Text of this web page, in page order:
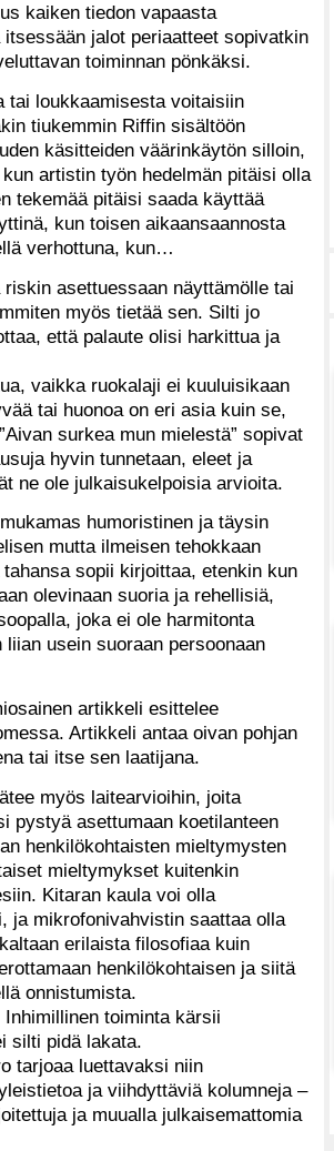
kaiken tiedon vapaasta
jalot periaatteet sopivatkin
toiminnan pönkäksi.
loukkaamisesta voitaisiin
tiukemmin Riffin sisältöön
käsitteiden väärinkäytön silloin,
artistin työn hedelmän pitäisi olla
tekemää pitäisi saada käyttää
kun toisen aikaansaannosta
verhottuna, kun…
asettuessaan näyttämölle tai
myös tietää sen. Silti jo
että palaute olisi harkittua ja
vaikka ruokalaji ei kuuluisikaan
tai huonoa on eri asia kuin se,
surkea mun mielestä” sopivat
hyvin tunnetaan, eleet ja
ne ole julkaisukelpoisia arvioita.
humoristinen ja täysin
mutta ilmeisen tehokkaan
sopii kirjoittaa, etenkin kun
olevinaan suoria ja rehellisiä,
joka ei ole harmitonta
usein suoraan persoonaan
artikkeli esittelee
Artikkeli antaa oivan pohjan
tai itse sen laatijana.
myös laitearvioihin, joita
pystyä asettumaan koetilanteen
henkilökohtaisten mieltymysten
mieltymykset kuitenkin
Kitaran kaula voi olla
ja mikrofonivahvistin saattaa olla
erilaista filosofiaa kuin
henkilökohtaisen ja siitä
onnistumista.
toiminta kärsii
silti pidä lakata.
tarjoaa luettavaksi niin
ja viihdyttäviä kolumneja –
ja muualla julkaisemattomia